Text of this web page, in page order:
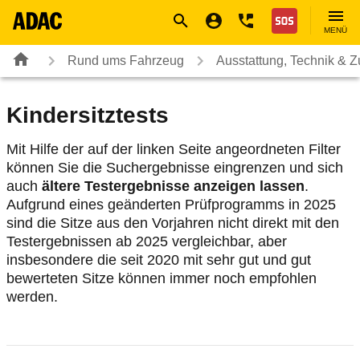
Nothilfe
MENÜ
Rund ums Fahrzeug Ausstattung, Technik &
Kindersitztests
Mit Hilfe der auf der linken Seite angeordneten Filter
können Sie die Suchergebnisse eingrenzen und sich
auch ältere Testergebnisse anzeigen lassen.
Aufgrund eines geänderten Prüfprogramms in 2025
sind die Sitze aus den Vorjahren nicht direkt mit den
Testergebnissen ab 2025 vergleichbar, aber
insbesondere die seit 2020 mit sehr gut und gut
bewerteten Sitze können immer noch empfohlen
werden.